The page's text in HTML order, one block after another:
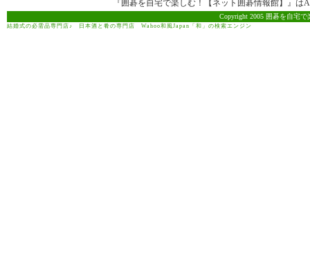
『囲碁を自宅で楽しむ！【ネット囲碁情報館】』
Copyright 2005 囲碁を自宅
結婚式の必需品専門店♪ 日本酒と肴の専門店 Wahoo和風Japan「和」の検索エンジン